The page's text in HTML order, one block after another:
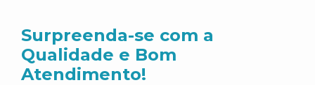
Surpreenda-se com a
Qualidade e Bom
Atendimento!